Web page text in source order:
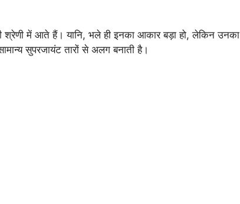
श्रेणी में आते हैं। यानि, भले ही इनका आकार बड़ा हो, लेकिन उनका
सुपरजायंट तारों से अलग बनाती है।